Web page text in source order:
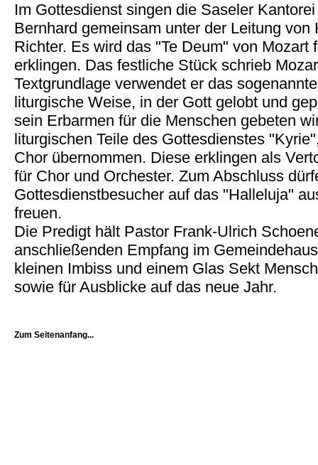
Im Gottesdienst singen die Saseler
Bernhard gemeinsam unter der Leitung
Richter. Es wird das "Te Deum" von Mozart
erklingen. Das festliche Stück schrieb
Textgrundlage verwendet er das
liturgische Weise, in der Gott gelobt und
sein Erbarmen für die Menschen gebeten
liturgischen Teile des Gottesdienstes
Chor übernommen. Diese erklingen als
für Chor und Orchester. Zum Abschluss
Gottesdienstbesucher auf das "Halleluja"
freuen.
Die Predigt hält Pastor Frank-Ulrich
anschließenden Empfang im
kleinen Imbiss und einem Glas Sekt
sowie für Ausblicke auf das neue Jahr.
Zum Seitenanfang...